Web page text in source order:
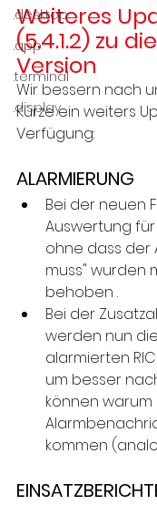
.desktop
.app
.terminal
.display
Weiteres
(5.4.1.2) zu
Version
Wir bessern nach
Kürze ein weiters
Verfügung:
ALARMIERUNG
Bei der neuen
Auswertung für
ohne dass der
muss" wurden
behoben .
Bei der
werden nun
alarmierten
um besser
können
kommen